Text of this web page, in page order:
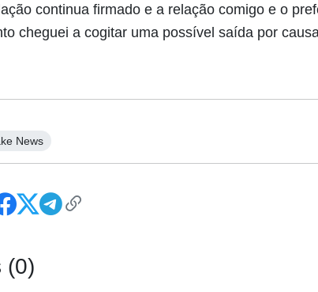
continua firmado e a relação comigo e o
cheguei a cogitar uma possível saída por
News
(0)